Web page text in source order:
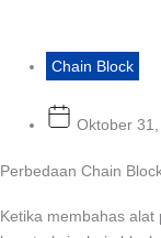
Chain Block
Oktober
Perbedaan Chain
Ketika membahas